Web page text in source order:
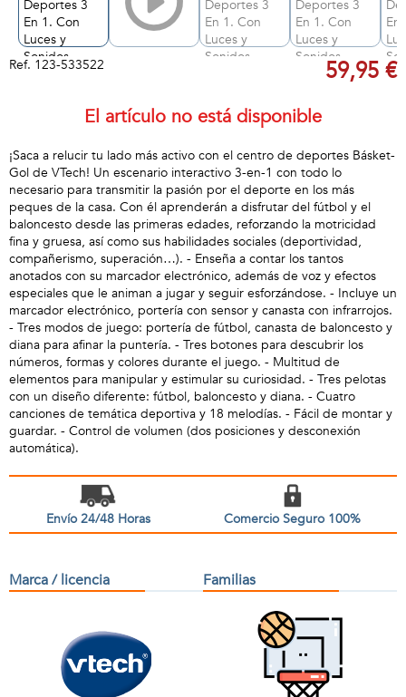
Ref. 123-533522 59,95 €
El artículo no está disponible
¡Saca a relucir tu lado más activo con el centro de deportes Básket-
Gol de VTech! Un escenario interactivo 3-en-1 con todo lo
necesario para transmitir la pasión por el deporte en los más
peques de la casa. Con él aprenderán a disfrutar del fútbol y el
baloncesto desde las primeras edades, reforzando la motricidad
fina y gruesa, así como sus habilidades sociales (deportividad,
compañerismo, superación…). - Enseña a contar los tantos
anotados con su marcador electrónico, además de voz y efectos
especiales que le animan a jugar y seguir esforzándose. - Incluye un
marcador electrónico, portería con sensor y canasta con infrarrojos.
- Tres modos de juego: portería de fútbol, canasta de baloncesto y
diana para afinar la puntería. - Tres botones para descubrir los
números, formas y colores durante el juego. - Multitud de
elementos para manipular y estimular su curiosidad. - Tres pelotas
con un diseño diferente: fútbol, baloncesto y diana. - Cuatro
canciones de temática deportiva y 18 melodías. - Fácil de montar y
guardar. - Control de volumen (dos posiciones y desconexión
automática).
Envío 24/48 Horas Comercio Seguro 100%
Marca / licencia Familias